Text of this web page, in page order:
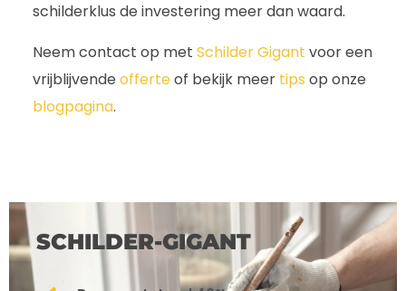
schilderklus de investering meer dan waard.
Neem contact op met Schilder Gigant voor een
vrijblijvende offerteof bekijk meer tips op onze
blogpagina.
SCHILDER-GIGANT